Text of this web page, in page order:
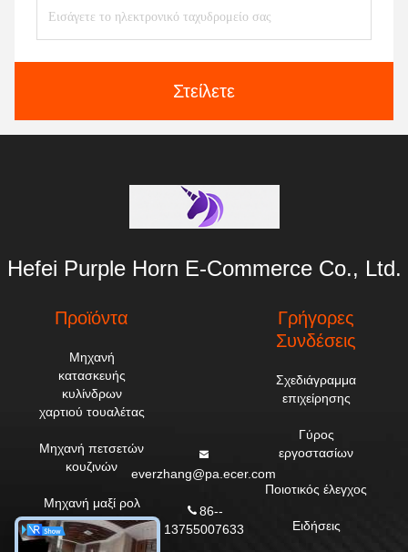
Στείλετε
Hefei Purple Horn E-Commerce Co., Ltd.
Προϊόντα
Μηχανή
κατασκευής
κυλίνδρων
χαρτιού τουαλέτας
Μηχανή πετσετών
κουζινών
Μηχανή μαξί ρολ
Μηχανή χαρτιού
everzhang@pa.ecer.com
86--
13755007633
Γρήγορες
Συνδέσεις
Σχεδιάγραμμα
επιχείρησης
Γύρος
εργοστασίων
Ποιοτικός έλεγχος
Ειδήσεις